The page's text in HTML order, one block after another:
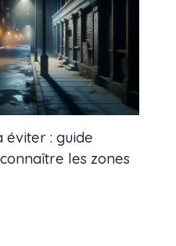
: guide
les zones